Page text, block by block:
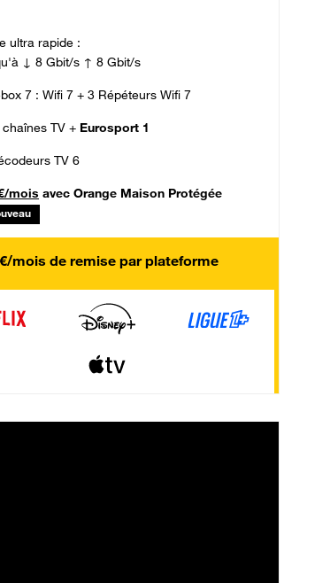
ultra rapide :
↓ 8 Gbit/s ↑ 8 Gbit/s
7 : Wifi 7 + 3 Répéteurs Wifi 7
TV + Eurosport 1
TV 6
mois avec Orange Maison Protégée
mois de remise par plateforme